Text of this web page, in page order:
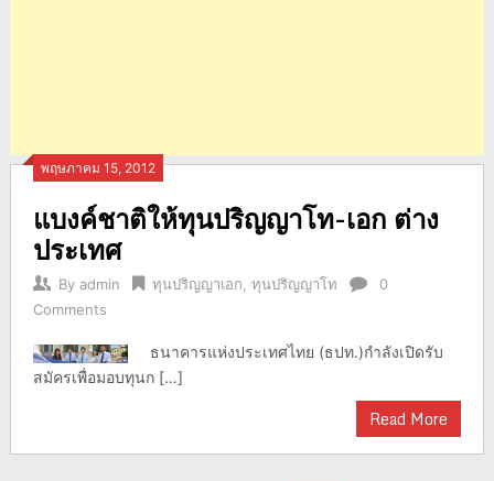
พฤษภาคม 15, 2012
แบงค์ชาติให้ทุนปริญญาโท-เอก ต่าง
ประเทศ
By admin ทุนปริญญาเอก ทุนปริญญาโท
0
Comments
ธนาคารแห่งประเทศไทย (ธปท.)กำลังเปิดรับ
สมัครเพื่อมอบทุนก […]
Read More